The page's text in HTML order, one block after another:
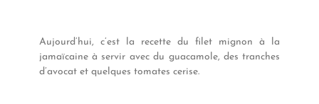
Aujourd’hui, c’est la recette du filet mignon à la
jamaïcaine à servir avec du guacamole, des tranches
d’avocat et quelques tomates cerise.